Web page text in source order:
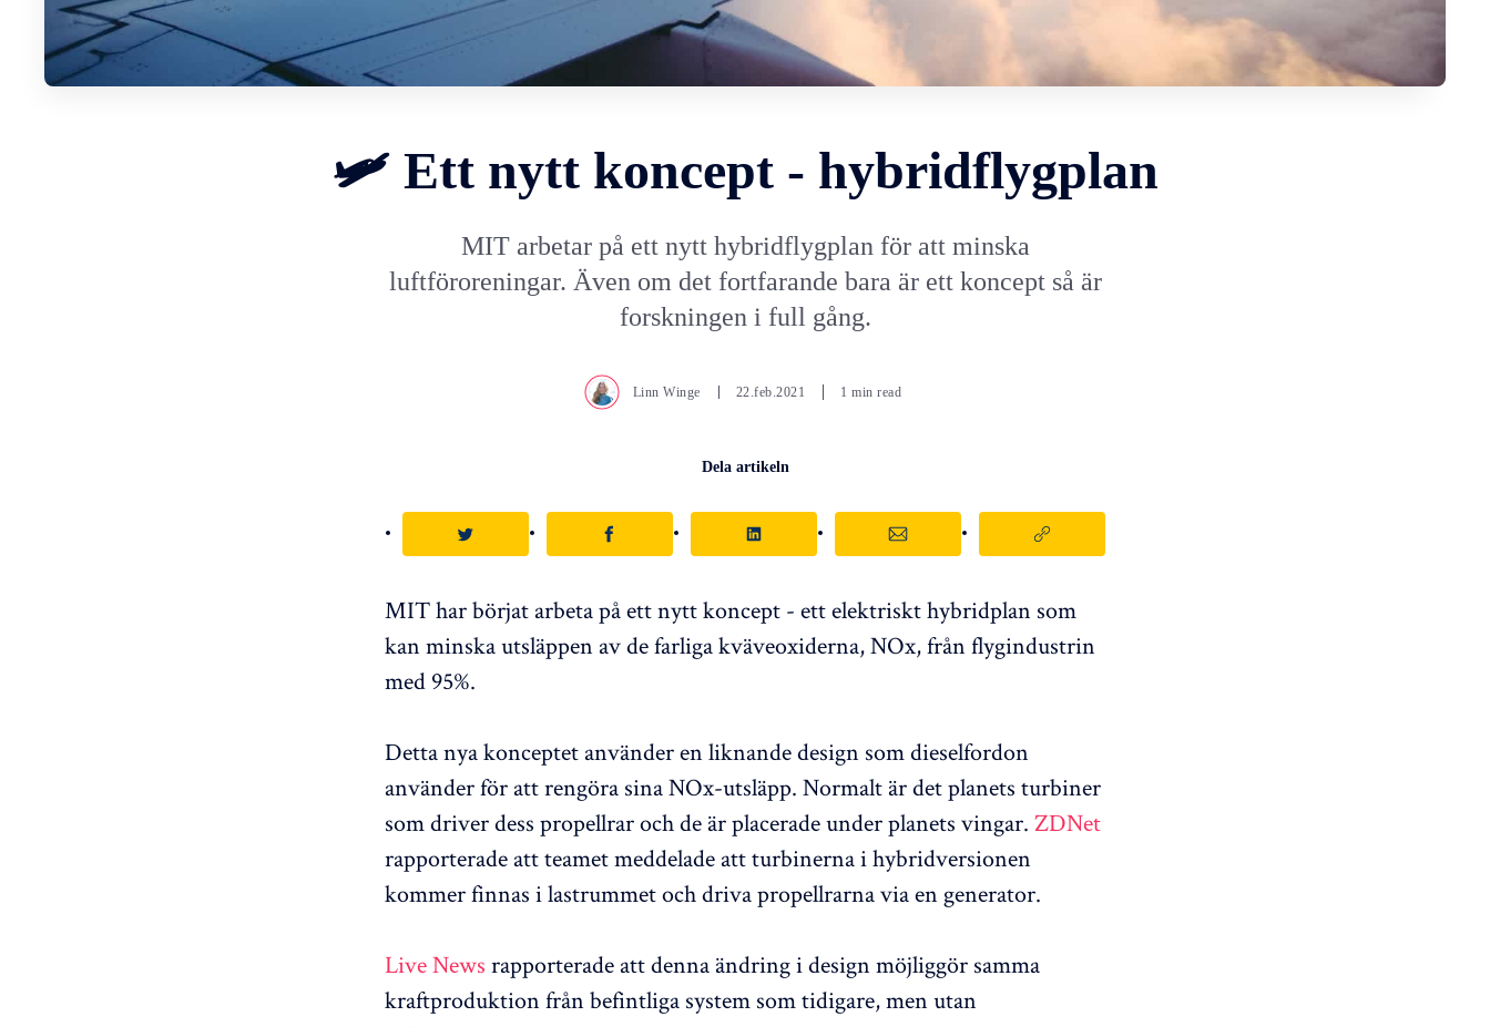
🛩 Ett nytt koncept - hybridflygplan
MIT arbetar på ett nytt hybridflygplan för att minska
luftföroreningar. Även om det fortfarande bara är ett koncept så är
forskningen i full gång.
Linn Winge 22.feb.2021 1 min read
Dela artikeln
MIT har börjat arbeta på ett nytt koncept - ett elektriskt hybridplan som
kan minska utsläppen av de farliga kväveoxiderna, NOx, från flygindustrin
med 95%.
Detta nya konceptet använder en liknande design som dieselfordon
använder för att rengöra sina NOx-utsläpp. Normalt är det planets turbiner
som driver dess propellrar och de är placerade under planets vingar. ZDNet
rapporterade att teamet meddelade att turbinerna i hybridversionen
kommer finnas i lastrummet och driva propellrarna via en generator.
Live News rapporterade att denna ändring i design möjliggör samma
kraftproduktion från befintliga system som tidigare, men utan